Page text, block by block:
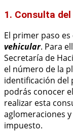
1. Consulta
El primer paso
vehicular. Para
Secretaría de
el número de la
identificación del
podrás conocer
realizar esta
aglomeraciones
impuesto.